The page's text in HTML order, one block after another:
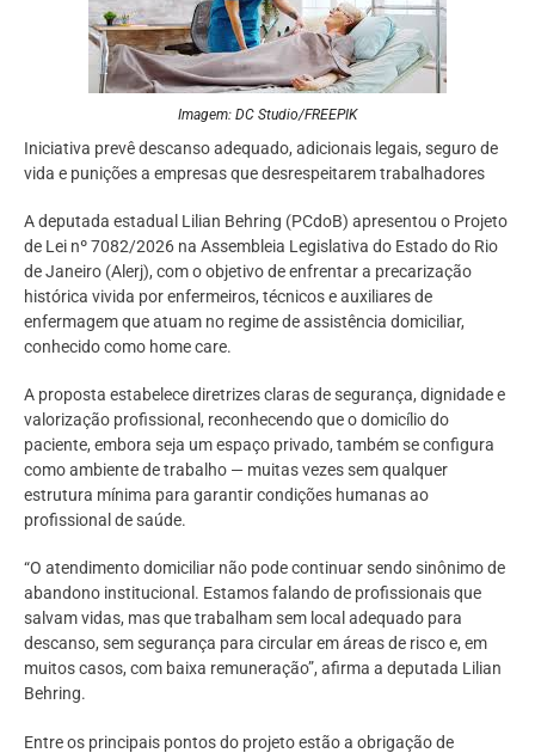
Imagem: DC Studio/FREEPIK
Iniciativa prevê descanso adequado, adicionais legais, seguro de
vida e punições a empresas que desrespeitarem trabalhadores
A deputada estadual Lilian Behring (PCdoB) apresentou o Projeto
de Lei nº 7082/2026 na Assembleia Legislativa do Estado do Rio
de Janeiro (Alerj), com o objetivo de enfrentar a precarização
histórica vivida por enfermeiros, técnicos e auxiliares de
enfermagem que atuam no regime de assistência domiciliar,
conhecido como home care.
A proposta estabelece diretrizes claras de segurança, dignidade e
valorização profissional, reconhecendo que o domicílio do
paciente, embora seja um espaço privado, também se configura
como ambiente de trabalho — muitas vezes sem qualquer
estrutura mínima para garantir condições humanas ao
profissional de saúde.
“O atendimento domiciliar não pode continuar sendo sinônimo de
abandono institucional. Estamos falando de profissionais que
salvam vidas, mas que trabalham sem local adequado para
descanso, sem segurança para circular em áreas de risco e, em
muitos casos, com baixa remuneração”, afirma a deputada Lilian
Behring.
Entre os principais pontos do projeto estão a obrigação de